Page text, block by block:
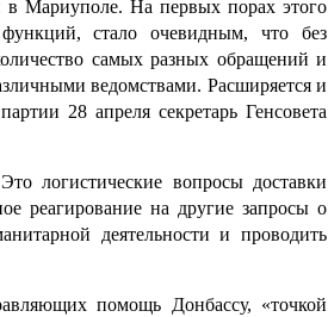
Мариуполе. На первых порах этого
стало очевидным, что без
самых разных обращений и
ведомствами. Расширяется и
партии 28 апреля секретарь Генсовета
логистические вопросы доставки
реагирование на другие запросы о
деятельности и проводить
помощь Донбассу, «точкой